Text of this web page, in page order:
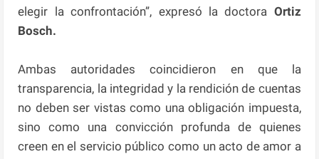
elegir la confrontación”, expresó la doctora Ortiz
Bosch.
Ambas autoridades coincidieron en que la
transparencia, la integridad y la rendición de cuentas
no deben ser vistas como una obligación impuesta,
sino como una convicción profunda de quienes
creen en el servicio público como un acto de amor a